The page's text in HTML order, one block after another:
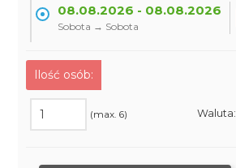
08.08.2026 - 08.08.2026
Sobota → Sobota
Ilość osób:
(max. 6) Waluta: